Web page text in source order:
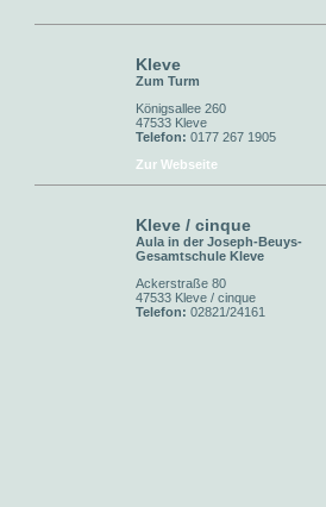
Kleve
Zum Turm
Königsallee 260
47533 Kleve
Telefon: 0177 267 1905
Zur Webseite
Kleve / cinque
Aula in der Joseph-Beuys-
Gesamtschule Kleve
Ackerstraße 80
47533 Kleve / cinque
Telefon: 02821/24161